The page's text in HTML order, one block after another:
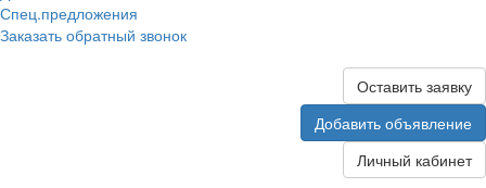
Спец.предложения
Заказать обратный звонок
Оставить заявку
Добавить объявление
Личный кабинет